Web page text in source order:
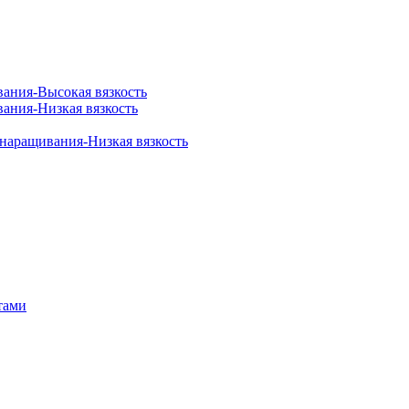
Высокая вязкость
Низкая вязкость
Низкая вязкость